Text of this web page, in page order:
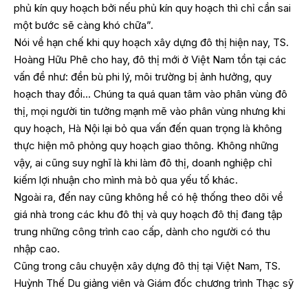
phủ kín quy hoạch bởi nếu phủ kín quy hoạch thì chỉ cần sai
một bước sẽ càng khó chữa”.
Nói về hạn chế khi quy hoạch xây dựng đô thị hiện nay, TS.
Hoàng Hữu Phê cho hay, đô thị mới ở Việt Nam tồn tại các
vấn đề như: đền bù phi lý, môi trường bị ảnh hưởng, quy
hoạch thay đổi… Chúng ta quá quan tâm vào phân vùng đô
thị, mọi người tin tưởng mạnh mẽ vào phân vùng nhưng khi
quy hoạch, Hà Nội lại bỏ qua vấn đến quan trọng là không
thực hiện mô phỏng quy hoạch giao thông. Không những
vậy, ai cũng suy nghĩ là khi làm đô thị, doanh nghiệp chỉ
kiếm lợi nhuận cho mình mà bỏ qua yếu tố khác.
Ngoài ra, đến nay cũng không hề có hệ thống theo dõi về
giá nhà trong các khu đô thị và quy hoạch đô thị đang tập
trung những công trình cao cấp, dành cho người có thu
nhập cao.
Cũng trong câu chuyện xây dựng đô thị tại Việt Nam, TS.
Huỳnh Thế Du giảng viên và Giám đốc chương trình Thạc sỹ